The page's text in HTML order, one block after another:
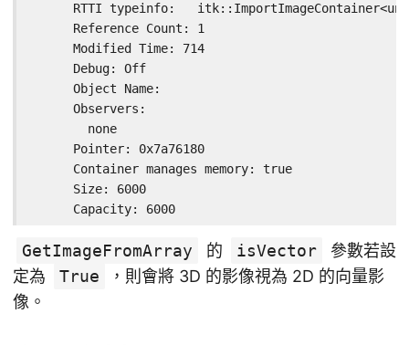
RTTI typeinfo:
      Reference Count: 1
      Modified Time: 714
      Debug: Off
      Object Name:
      Observers:
        none
      Pointer: 0x7a76180
      Container manages memory: true
      Size: 6000
      Capacity: 6000
GetImageFromArray 的 isVector
參數若設
定為
True
，則會將 3D 的影像視為 2D 的向量影
像。